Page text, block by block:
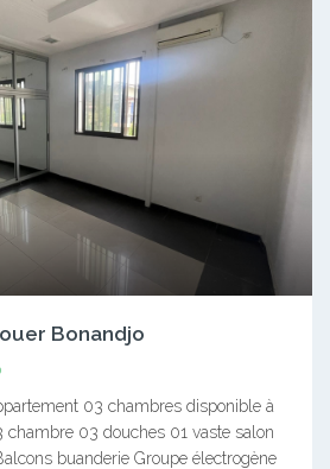
Bonandjo
03 chambres disponible à
chambre 03 douches 01 vaste salon
buanderie Groupe électrogène